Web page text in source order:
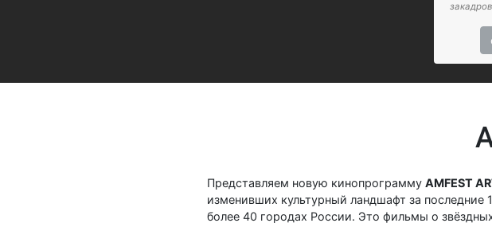
Представляем новую кинопрограмму AMFEST
изменивших культурный ландшафт за последние
более 40 городах России. Это фильмы о